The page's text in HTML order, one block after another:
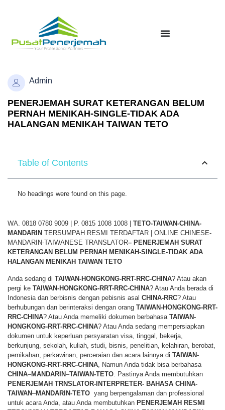
Admin
PENERJEMAH SURAT KETERANGAN BELUM
PERNAH MENIKAH-SINGLE-TIDAK ADA
HALANGAN MENIKAH TAIWAN TETO
Table of Contents
No headings were found on this page.
WA. 0818 0780 9009 | P. 0815 1008 1008 | TETO-TAIWAN-CHINA-
MANDARIN TERSUMPAH RESMI TERDAFTAR | ONLINE CHINESE-
MANDARIN-TAIWANESE TRANSLATOR– PENERJEMAH SURAT
KETERANGAN BELUM PERNAH MENIKAH-SINGLE-TIDAK ADA
HALANGAN MENIKAH TAIWAN TETO
Anda sedang di TAIWAN-HONGKONG-RRT-RRC-CHINA? Atau akan
pergi ke TAIWAN-HONGKONG-RRT-RRC-CHINA? Atau Anda berada di
Indonesia dan berbisnis dengan pebisnis asal CHINA-RRC? Atau
berhubungan dan berinteraksi dengan orang TAIWAN-HONGKONG-RRT-
RRC-CHINA? Atau Anda memeliki dokumen berbahasa TAIWAN-
HONGKONG-RRT-RRC-CHINA? Atau Anda sedang mempersiapkan
dokumen untuk keperluan persyaratan visa, tinggal, bekerja,
berkunjung, sekolah, kuliah, studi, bisnis, penelitian, kelahiran, berobat,
pernikahan, perkawinan, perceraian dan acara lainnya di TAIWAN-
HONGKONG-RRT-RRC-CHINA , Namun Anda tidak bisa berbahasa
CHINA–MANDARIN–TAIWAN-TETO . Pastinya Anda membutuhkan
PENERJEMAH TRNSLATOR-INTERPRETER- BAHASA CHINA-
TAIWAN–MANDARIN-TETO yang berpengalaman dan professional
untuk acara Anda, atau Anda membutuhkan PENERJEMAH RESMI